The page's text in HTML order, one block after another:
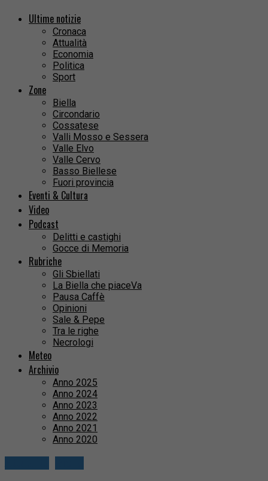
Ultime notizie
Cronaca
Attualità
Economia
Politica
Sport
Zone
Biella
Circondario
Cossatese
Valli Mosso e Sessera
Valle Elvo
Valle Cervo
Basso Biellese
Fuori provincia
Eventi & Cultura
Video
Podcast
Delitti e castighi
Gocce di Memoria
Rubriche
Gli Sbiellati
La Biella che piaceVa
Pausa Caffè
Opinioni
Sale & Pepe
Tra le righe
Necrologi
Meteo
Archivio
Anno 2025
Anno 2024
Anno 2023
Anno 2022
Anno 2021
Anno 2020